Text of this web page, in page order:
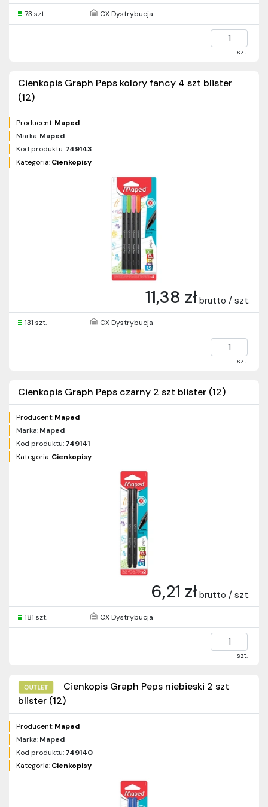
73 szt. CX Dystrybucja
szt.
Cienkopis Graph Peps kolory fancy 4 szt blister
(12)
Producent:Maped
Marka:Maped
Kod produktu:749143
Kategoria:Cienkopisy
11,38 zł brutto / szt.
131 szt. CX Dystrybucja
szt.
Cienkopis Graph Peps czarny 2 szt blister (12)
Producent:Maped
Marka:Maped
Kod produktu:749141
Kategoria:Cienkopisy
6,21 zł brutto / szt.
181 szt. CX Dystrybucja
szt.
Cienkopis Graph Peps niebieski 2 szt
blister (12)
Producent:Maped
Marka:Maped
Kod produktu:749140
Kategoria:Cienkopisy